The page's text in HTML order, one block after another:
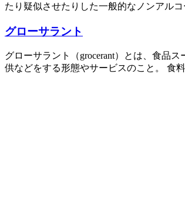
たり疑似させたりした一般的なノンアル
グローサラント
グローサラント（grocerant）とは、食品
供などをする形態やサービスのこと。 食